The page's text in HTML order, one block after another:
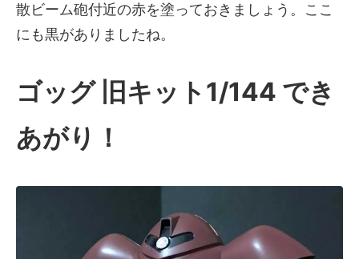
散ビーム砲付近の赤を塗っておきましょう。ここ
にも黒がありましたね。
ゴッグ 旧キット1/144 でき
あがり！